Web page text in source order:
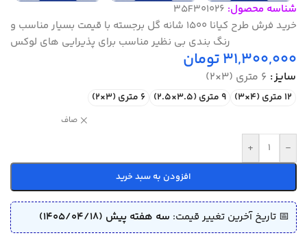
شناسه محصول: 35F301026
خرید فرش طرح کیانا 1500 شانه گل برجسته با قیمت بسیار مناسب و
رنگ بندی بی نظیر مناسب برای پذیرایی های لوکس
31,300,000تومان
سایز 6 متری (3×2)
12 متری (4×3) 9 متری (3.5×2.5) 6 متری (3×2)
صاف
-
+
افزودن به سبد خرید
📅 تاریخ آخرین تغییر قیمت: سه هفته پیش (1405/04/18)